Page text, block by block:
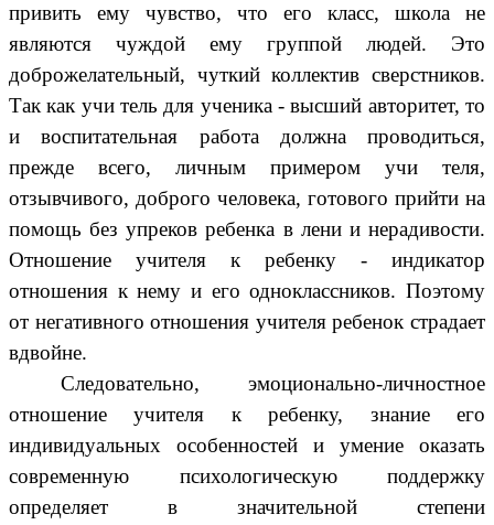
привить ему чувство, что его класс, школа не
являются чуждой ему группой людей. Это
доброжелательный, чуткий коллектив сверстников.
Так как учи тель для ученика - высший авторитет, то
и воспитательная работа должна проводиться,
прежде всего, личным примером учи теля,
отзывчивого, доброго человека, готового прийти на
помощь без упреков ребенка в лени и нерадивости.
Отношение учителя к ребенку - индикатор
отношения к нему и его одноклассников. Поэтому
от негативного отношения учителя ребенок страдает
вдвойне.
Следовательно, эмоционально-личностное
отношение учителя к ребенку, знание его
индивидуальных особенностей и умение оказать
современную психологическую поддержку
определяет в значительной степени